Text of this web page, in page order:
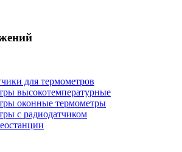
для термометров
высокотемпературные
оконные термометры
с радиодатчиком